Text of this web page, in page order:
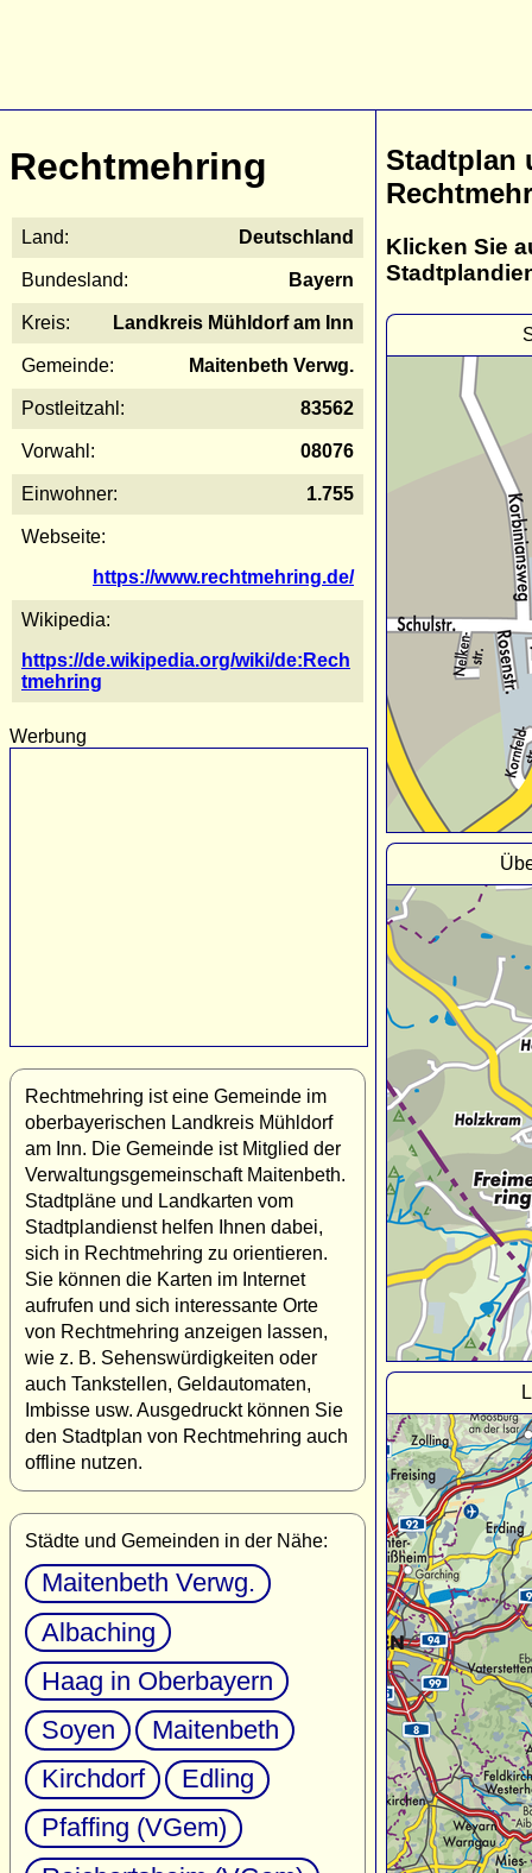
Rechtmehring
Land: Deutschland
Bundesland: Bayern
Kreis: Landkreis Mühldorf am Inn
Gemeinde: Maitenbeth Verwg.
Postleitzahl: 83562
Vorwahl: 08076
Einwohner: 1.755
Webseite:
https://www.rechtmehring.de/
Wikipedia:
https://de.wikipedia.org/wiki/de:Rech
tmehring
Werbung
Rechtmehring ist eine Gemeinde im
oberbayerischen Landkreis Mühldorf
am Inn. Die Gemeinde ist Mitglied der
Verwaltungsgemeinschaft Maitenbeth.
Stadtpläne und Landkarten vom
Stadtplandienst helfen Ihnen dabei,
sich in Rechtmehring zu orientieren.
Sie können die Karten im Internet
aufrufen und sich interessante Orte
von Rechtmehring anzeigen lassen,
wie z. B. Sehenswürdigkeiten oder
auch Tankstellen, Geldautomaten,
Imbisse usw. Ausgedruckt können Sie
den Stadtplan von Rechtmehring auch
offline nutzen.
Städte und Gemeinden in der Nähe:
Maitenbeth Verwg.
Albaching
Haag in Oberbayern
Soyen
Maitenbeth
Kirchdorf
Edling
Pfaffing (VGem)
Stadtplan
Klicken Sie